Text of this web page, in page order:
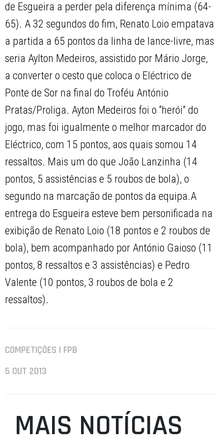
de Esgueira a perder pela diferença mínima (64-
65). A 32 segundos do fim, Renato Loio empatava
a partida a 65 pontos da linha de lance-livre, mas
seria Aylton Medeiros, assistido por Mário Jorge,
a converter o cesto que coloca o Eléctrico de
Ponte de Sor na final do Troféu António
Pratas/Proliga. Ayton Medeiros foi o “herói” do
jogo, mas foi igualmente o melhor marcador do
Eléctrico, com 15 pontos, aos quais somou 14
ressaltos. Mais um do que João Lanzinha (14
pontos, 5 assistências e 5 roubos de bola), o
segundo na marcação de pontos da equipa.A
entrega do Esgueira esteve bem personificada na
exibição de Renato Loio (18 pontos e 2 roubos de
bola), bem acompanhado por António Gaioso (11
pontos, 8 ressaltos e 3 assistências) e Pedro
Valente (10 pontos, 3 roubos de bola e 2
ressaltos).
COMPETIÇÕES | FPB
5 OUT 2013
MAIS NOTÍCIAS